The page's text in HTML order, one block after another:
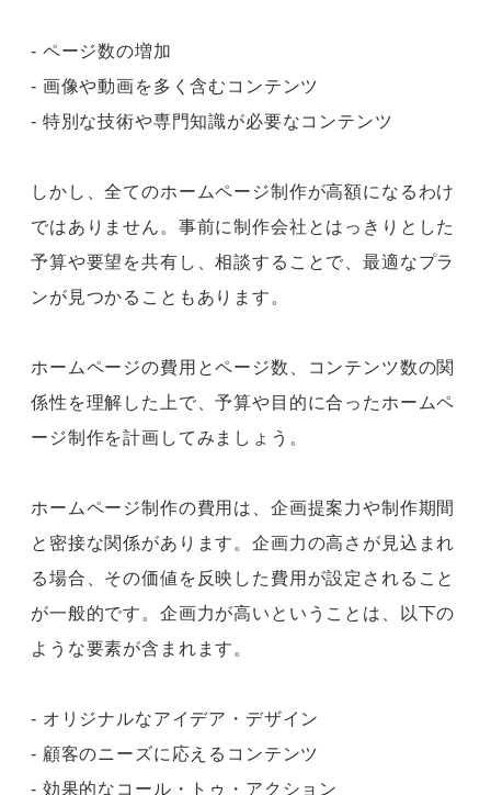
- ページ数の増加
- 画像や動画を多く含むコンテンツ
- 特別な技術や専門知識が必要なコンテンツ
しかし、全てのホームページ制作が高額になるわけ
ではありません。事前に制作会社とはっきりとした
予算や要望を共有し、相談することで、最適なプラ
ンが見つかることもあります。
ホームページの費用とページ数、コンテンツ数の関
係性を理解した上で、予算や目的に合ったホームペ
ージ制作を計画してみましょう。
ホームページ制作の費用は、企画提案力や制作期間
と密接な関係があります。企画力の高さが見込まれ
る場合、その価値を反映した費用が設定されること
が一般的です。企画力が高いということは、以下の
ような要素が含まれます。
- オリジナルなアイデア・デザイン
- 顧客のニーズに応えるコンテンツ
- 効果的なコール・トゥ・アクション